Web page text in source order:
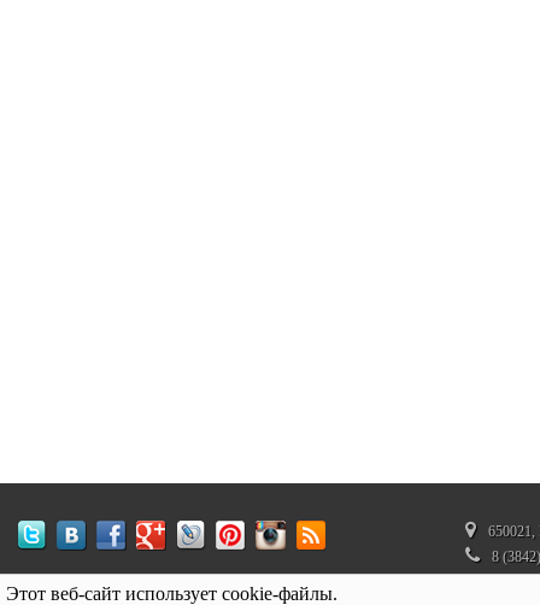
Этот веб-сайт использует cookie-файлы.
650021,
8